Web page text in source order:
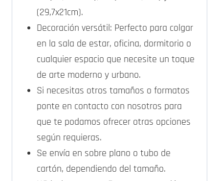
(29,7x21cm).
Decoración versátil: Perfecto para colgar
en la sala de estar, oficina, dormitorio o
cualquier espacio que necesite un toque
de arte moderno y urbano.
Si necesitas otros tamaños o formatos
ponte en contacto con nosotros para
que te podamos ofrecer otras opciones
según requieras.
Se envía en sobre plano o tubo de
cartón, dependiendo del tamaño.